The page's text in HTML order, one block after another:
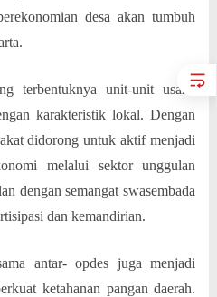
desa akan tumbuh
terbentuknya unit-unit usaha
karakteristik lokal. Dengan
didorong untuk aktif menjadi
melalui sektor unggulan
dengan semangat swasembada
dan kemandirian.
antar- opdes juga menjadi
ketahanan pangan daerah.